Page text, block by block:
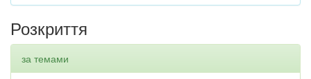
Розкриття
за темами